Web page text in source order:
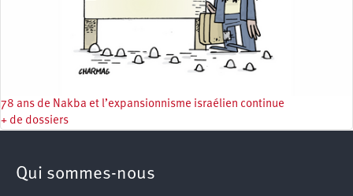
78 ans de Nakba et l’expansionnisme israélien continue
+ de dossiers
Qui sommes-nous